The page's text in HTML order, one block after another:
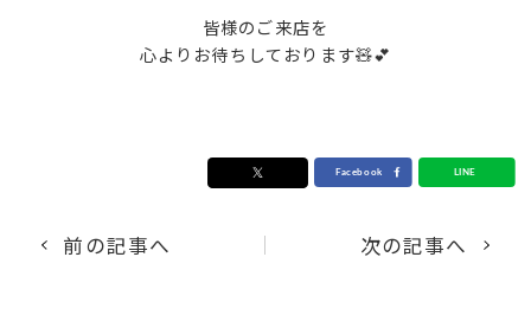
皆様のご来店を
心よりお待ちしております🧸💕
前の記事へ 次の記事へ